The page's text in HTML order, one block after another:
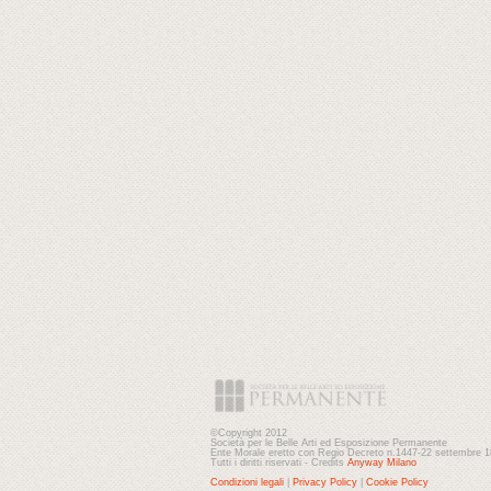
©Copyright 2012
Società per le Belle Arti ed Esposizione Permanente
Ente Morale eretto con Regio Decreto n.1447-22 settembre
Tutti i diritti riservati - Credits Anyway Milano
Condizioni legali
Privacy Policy Cookie Policy